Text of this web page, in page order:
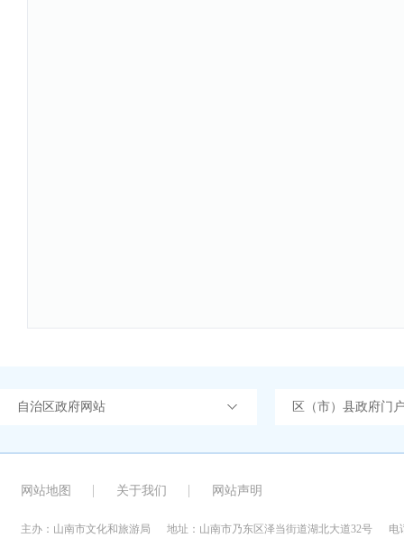
自治区政府网站 区（市）县政府门
网站地图 关于我们 网站声明
主办：山南市文化和旅游局 地址：山南市乃东区泽当街道湖北大道32号
电